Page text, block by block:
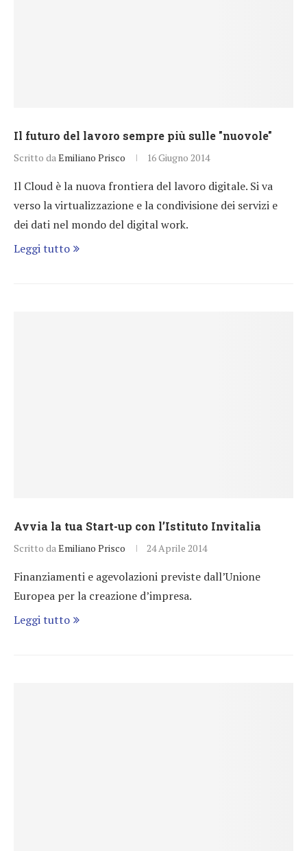
Il futuro del lavoro sempre più sulle "nuovole"
Scritto da Emiliano Prisco 16 Giugno 2014
Il Cloud è la nuova frontiera del lavoro digitale. Si va
verso la virtualizzazione e la condivisione dei servizi e
dei dati nel mondo del digital work.
Leggi tutto
Avvia la tua Start-up con l’Istituto Invitalia
Scritto da Emiliano Prisco 24 Aprile 2014
Finanziamenti e agevolazioni previste dall’Unione
Europea per la creazione d’impresa.
Leggi tutto